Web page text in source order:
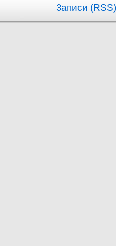
Записи (RSS)